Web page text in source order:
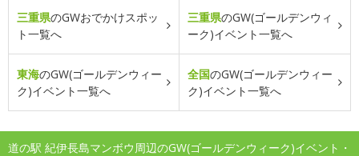
三重県のGWおでかけスポッ
ト一覧へ
三重県のGW(ゴールデンウィ
ーク)イベント一覧へ
東海のGW(ゴールデンウィー
ク)イベント一覧へ
全国のGW(ゴールデンウィー
ク)イベント一覧へ
道の駅 紀伊長島マンボウ周辺のGW(ゴールデンウィーク)イベント・